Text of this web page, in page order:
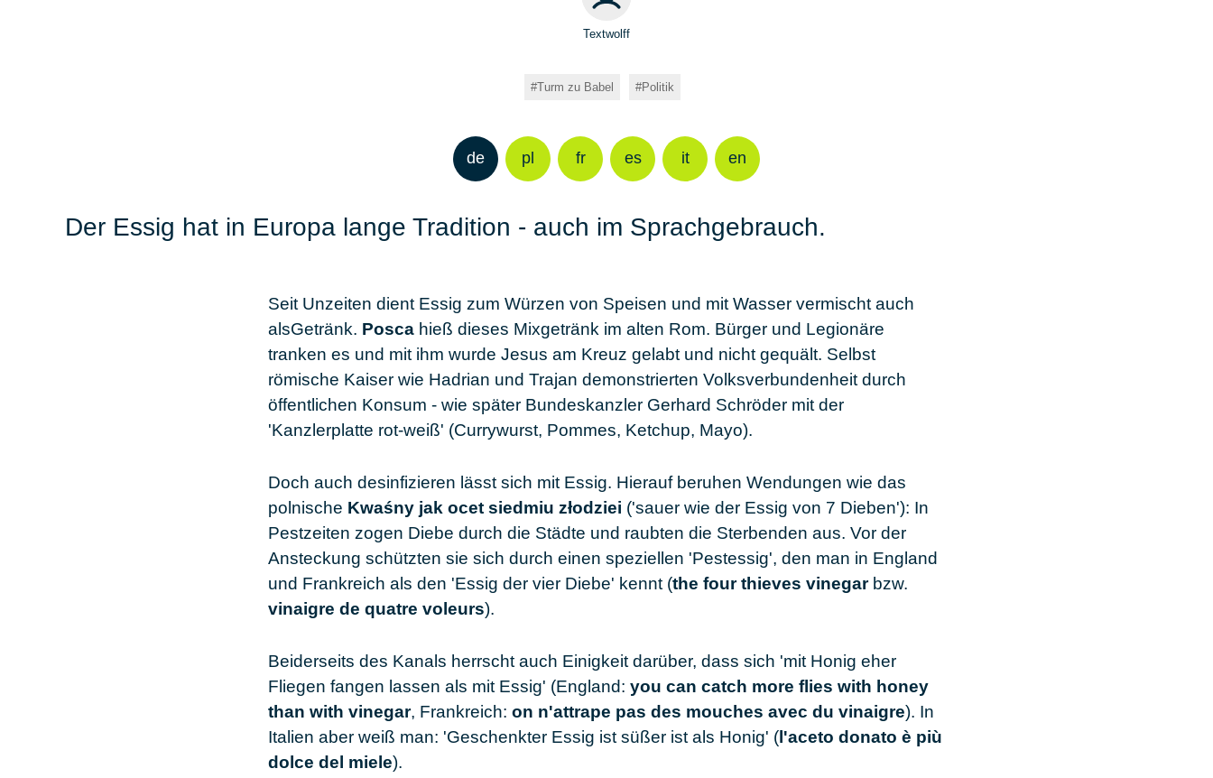
Textwolff
Turm zu Babel Politik
de pl fr es it en
Der Essig hat in Europa lange Tradition - auch im Sprachgebrauch.
Seit Unzeiten dient Essig zum Würzen von Speisen und mit Wasser vermischt auch
alsGetränk. Posca hieß dieses Mixgetränk im alten Rom. Bürger und Legionäre
tranken es und mit ihm wurde Jesus am Kreuz gelabt und nicht gequält. Selbst
römische Kaiser wie Hadrian und Trajan demonstrierten Volksverbundenheit durch
öffentlichen Konsum - wie später Bundeskanzler Gerhard Schröder mit der
'Kanzlerplatte rot-weiß' (Currywurst, Pommes, Ketchup, Mayo).
Doch auch desinfizieren lässt sich mit Essig. Hierauf beruhen Wendungen wie das
polnische Kwaśny jak ocet siedmiu złodziei ('sauer wie der Essig von 7 Dieben'): In
Pestzeiten zogen Diebe durch die Städte und raubten die Sterbenden aus. Vor der
Ansteckung schützten sie sich durch einen speziellen 'Pestessig', den man in England
und Frankreich als den 'Essig der vier Diebe' kennt (the four thieves vinegarbzw.
vinaigre de quatre voleurs).
Beiderseits des Kanals herrscht auch Einigkeit darüber, dass sich 'mit Honig eher
Fliegen fangen lassen als mit Essig' (England: you can catch more flies with honey
than with vinegar, Frankreich: on n'attrape pas des mouches avec du vinaigre). In
Italien aber weiß man: 'Geschenkter Essig ist süßer ist als Honig' (l'aceto donato è più
dolce del miele).